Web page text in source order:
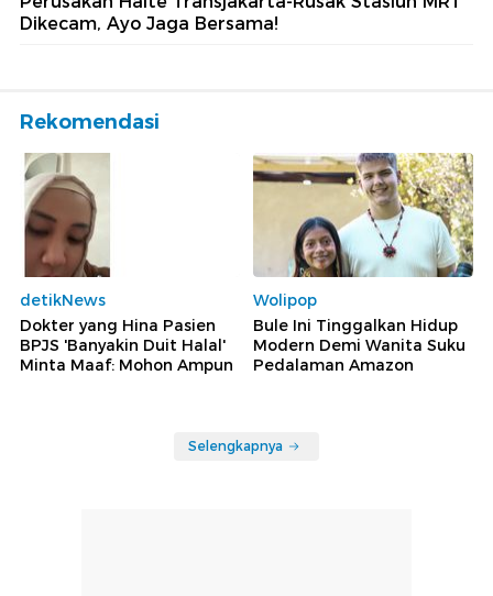
Dikecam, Ayo Jaga Bersama!
Rekomendasi
detikNews
Dokter yang Hina Pasien
BPJS 'Banyakin Duit Halal'
Minta Maaf: Mohon Ampun
Wolipop
Bule Ini Tinggalkan Hidup
Modern Demi Wanita Suku
Pedalaman Amazon
Selengkapnya